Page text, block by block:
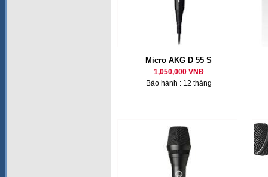
Micro AKG D 55 S
1,050,000 VNĐ
Bảo hành : 12 tháng